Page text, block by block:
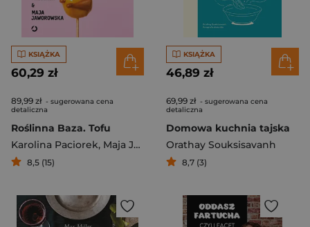
KSIĄŻKA
60,29 zł
89,99 zł - sugerowana cena
detaliczna
Roślinna Baza. Tofu
Karolina Paciorek, Maja Jaworowska
8,5 (15)
KSIĄŻKA
46,89 zł
69,99 zł - sugerowana cena
detaliczna
Domowa kuchnia tajska
Orathay Souksisavanh
8,7 (3)